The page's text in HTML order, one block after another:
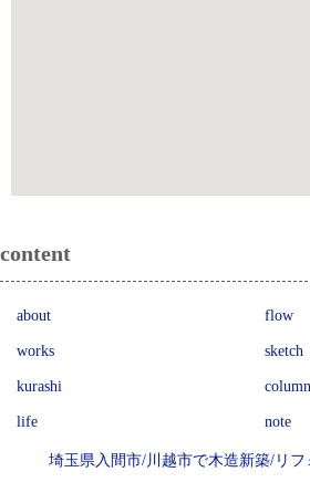
content
about flow
works sketch
kurashi column
life note
埼玉県入間市/川越市で木造新築/リ